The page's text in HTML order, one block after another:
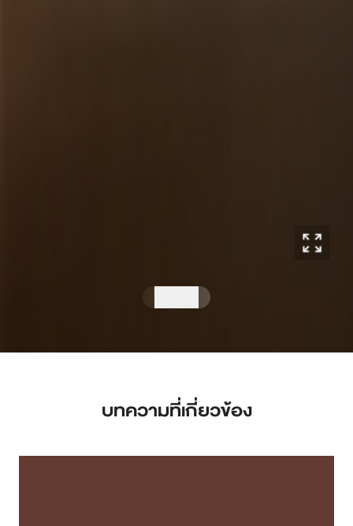
บทความที่เกี่ยวข้อง